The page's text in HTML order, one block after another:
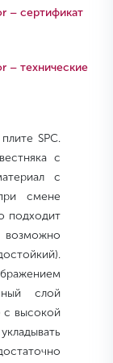
– сертификат
– технические
SPC.
с
с
смене
подходит
слой
с высокой